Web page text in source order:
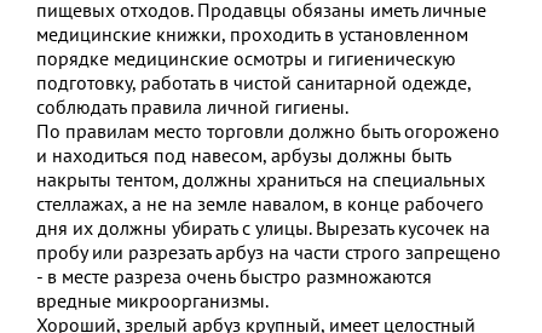
пищевых отходов. Продавцы обязаны иметь личные
медицинские книжки, проходить в установленном
порядке медицинские осмотры и гигиеническую
подготовку, работать в чистой санитарной одежде,
соблюдать правила личной гигиены.
По правилам место торговли должно быть огорожено
и находиться под навесом, арбузы должны быть
накрыты тентом, должны храниться на специальных
стеллажах, а не на земле навалом, в конце рабочего
дня их должны убирать с улицы. Вырезать кусочек на
пробу или разрезать арбуз на части строго запрещено
- в месте разреза очень быстро размножаются
вредные микроорганизмы.
Хороший, зрелый арбуз крупный, имеет целостный